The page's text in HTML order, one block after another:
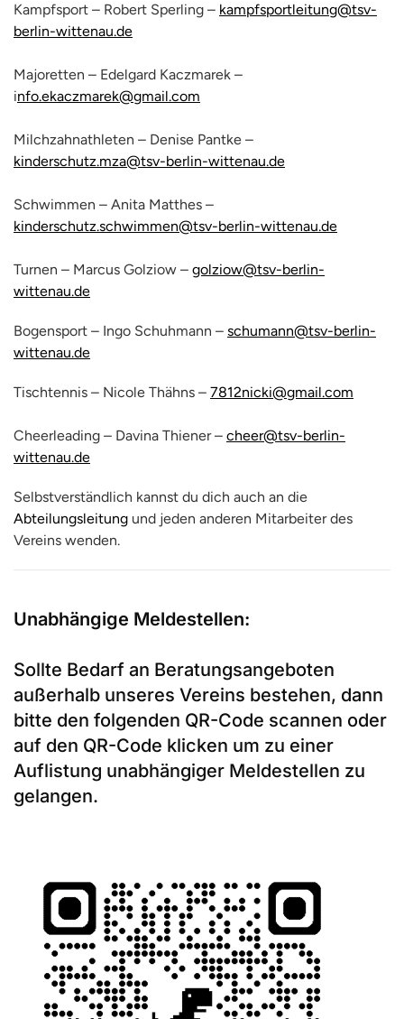
Kampfsport – Robert Sperling – kampfsportleitung@tsv-
berlin-wittenau.de
Majoretten – Edelgard Kaczmarek –
info.ekaczmarek@gmail.com
Milchzahnathleten – Denise Pantke –
kinderschutz.mza@tsv-berlin-wittenau.de
Schwimmen – Anita Matthes –
kinderschutz.schwimmen@tsv-berlin-wittenau.de
Turnen – Marcus Golziow – golziow@tsv-berlin-
wittenau.de
Bogensport – Ingo Schuhmann – schumann@tsv-berlin-
wittenau.de
Tischtennis – Nicole Thähns – 7812nicki@gmail.com
Cheerleading – Davina Thiener – cheer@tsv-berlin-
wittenau.de
Selbstverständlich kannst du dich auch an die
Abteilungsleitung und jeden anderen Mitarbeiter des
Vereins wenden.
Unabhängige Meldestellen:
Sollte Bedarf an Beratungsangeboten
außerhalb unseres Vereins bestehen, dann
bitte den folgenden QR-Code scannen oder
auf den QR-Code klicken um zu einer
Auflistung unabhängiger Meldestellen zu
gelangen.